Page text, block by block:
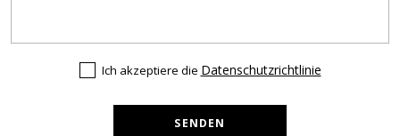
Ich akzeptiere die Datenschutzrichtlinie
SENDEN